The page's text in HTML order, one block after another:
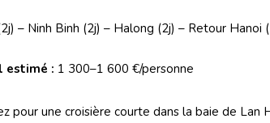
– Ninh Binh (2j) – Halong (2j) – Retour Hanoi
estimé : 1 300–1 600 €/personne
pour une croisière courte dans la baie de Lan